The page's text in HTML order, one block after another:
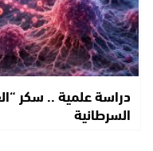
دراسة علمية .. سكر
السرطانية